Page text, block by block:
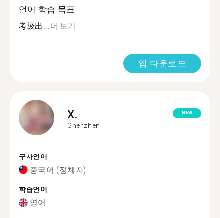
언어 학습 목표
考级出...더 보기
앱 다운로드
X.
Shenzhen
NEW
구사언어
중국어 (정체자)
학습언어
영어